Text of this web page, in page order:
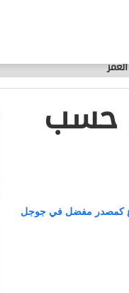
حسب
كمصدر مفضل في جوجل